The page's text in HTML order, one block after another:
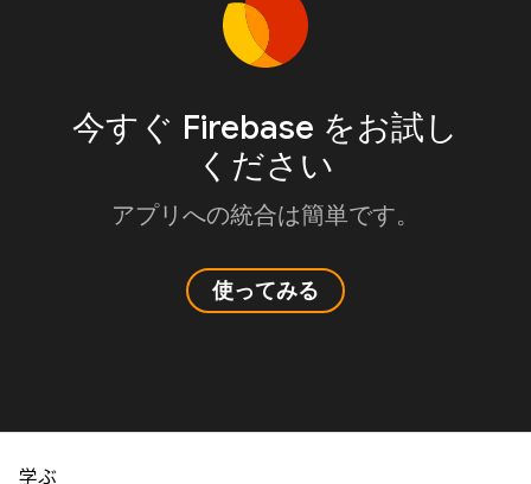
今すぐ Firebase をお試し
ください
アプリへの統合は簡単です。
使ってみる
学ぶ